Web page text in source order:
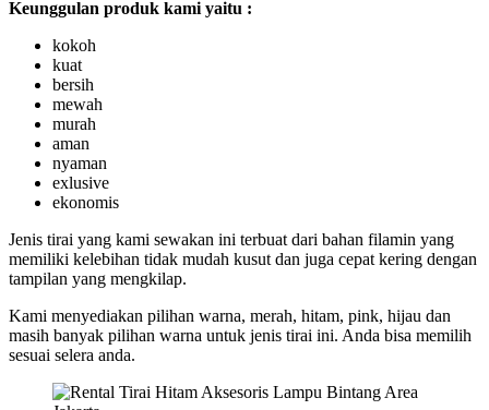
Keunggulan produk kami yaitu :
kokoh
kuat
bersih
mewah
murah
aman
nyaman
exlusive
ekonomis
Jenis tirai yang kami sewakan ini terbuat dari bahan filamin yang
memiliki kelebihan tidak mudah kusut dan juga cepat kering dengan
tampilan yang mengkilap.
Kami menyediakan pilihan warna, merah, hitam, pink, hijau dan
masih banyak pilihan warna untuk jenis tirai ini. Anda bisa memilih
sesuai selera anda.